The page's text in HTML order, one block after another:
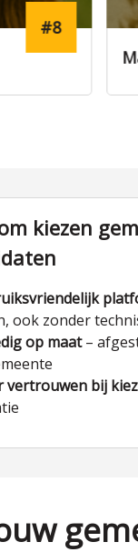
#20
kiezen
ook zonder
op maat–
vertrouwen bij